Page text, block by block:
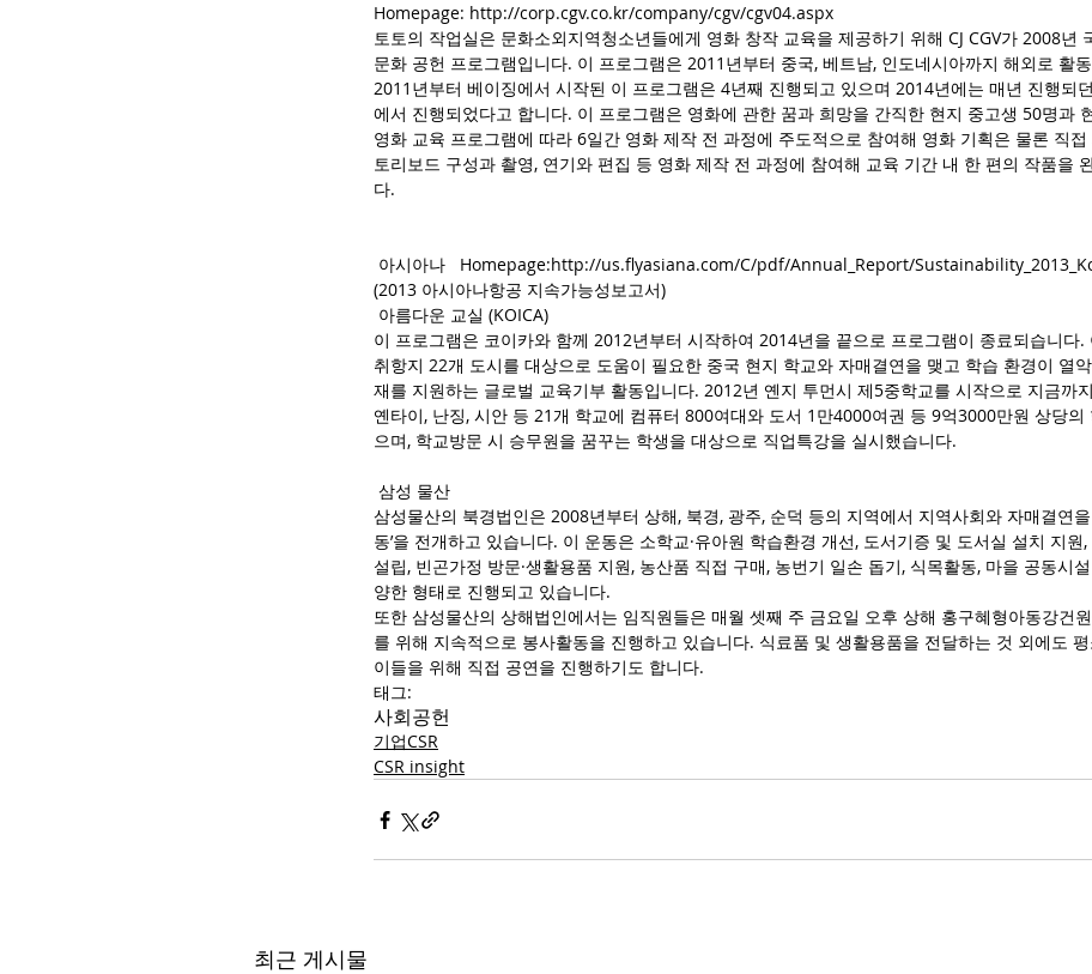
Homepage: http://corp.cgv.co.kr/company/cgv/cgv04.aspx
토토의 작업실은 문화소외지역청소년들에게 영화 창작 교육을 제공하기 위해 CJ CGV가 2008년
문화 공헌 프로그램입니다. 이 프로그램은 2011년부터 중국, 베트남, 인도네시아까지 해외로 활
2011년부터 베이징에서 시작된 이 프로그램은 4년째 진행되고 있으며 2014년에는 매년 진행되
에서 진행되었다고 합니다. 이 프로그램은 영화에 관한 꿈과 희망을 간직한 현지 중고생 50명과
영화 교육 프로그램에 따라 6일간 영화 제작 전 과정에 주도적으로 참여해 영화 기획은 물론 직
토리보드 구성과 촬영, 연기와 편집 등 영화 제작 전 과정에 참여해 교육 기간 내 한 편의 작품을
다.
아시아나   Homepage:http://us.flyasiana.com/C/pdf/Annual_Report/
(2013 아시아나항공 지속가능성보고서)
아름다운 교실 (KOICA)
이 프로그램은 코이카와 함께 2012년부터 시작하여 2014년을 끝으로 프로그램이 종료되습니다.
취항지 22개 도시를 대상으로 도움이 필요한 중국 현지 학교와 자매결연을 맺고 학습 환경이 열
재를 지원하는 글로벌 교육기부 활동입니다. 2012년 옌지 투먼시 제5중학교를 시작으로 지금까
옌타이, 난징, 시안 등 21개 학교에 컴퓨터 800여대와 도서 1만4000여권 등 9억3000만원 상당의
으며, 학교방문 시 승무원을 꿈꾸는 학생을 대상으로 직업특강을 실시했습니다.
삼성 물산
삼성물산의 북경법인은 2008년부터 상해, 북경, 광주, 순덕 등의 지역에서 지역사회와 자매결연을
동’을 전개하고 있습니다. 이 운동은 소학교·유아원 학습환경 개선, 도서기증 및 도서실 설치 지원
설립, 빈곤가정 방문·생활용품 지원, 농산품 직접 구매, 농번기 일손 돕기, 식목활동, 마을 공동시
양한 형태로 진행되고 있습니다.
또한 삼성물산의 상해법인에서는 임직원들은 매월 셋째 주 금요일 오후 상해 홍구혜형아동강건
를 위해 지속적으로 봉사활동을 진행하고 있습니다. 식료품 및 생활용품을 전달하는 것 외에도
이들을 위해 직접 공연을 진행하기도 합니다.
태그:
사회공헌
기업CSR
CSR insight
최근 게시물